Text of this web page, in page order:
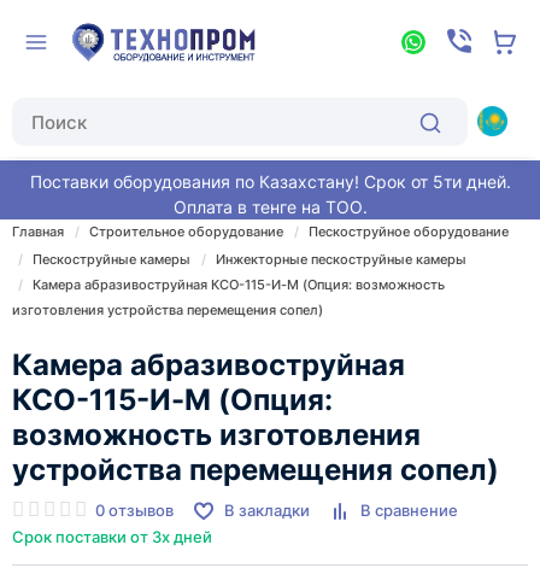
Поставки оборудования по Казахстану! Срок от 5ти дней.
Оплата в тенге на ТОО.
Главная Строительное оборудование
Пескоструйное оборудование
Пескоструйные камеры
Инжекторные пескоструйные камеры
Камера абразивоструйная КСО-115-И-М (Опция: возможность
изготовления устройства перемещения сопел)
Камера абразивоструйная
КСО-115-И-М (Опция:
возможность изготовления
устройства перемещения сопел)
0 отзывов В закладки
В сравнение
Срок поставки от 3х дней